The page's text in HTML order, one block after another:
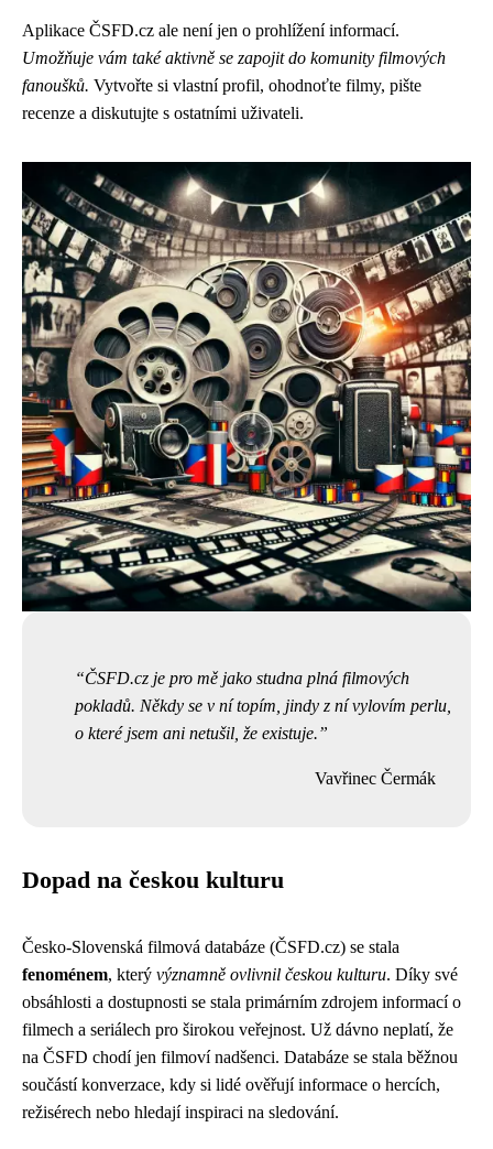
Aplikace ČSFD.cz ale není jen o prohlížení informací.
Umožňuje vám také aktivně se zapojit do komunity filmových
fanoušků. Vytvořte si vlastní profil, ohodnoťte filmy, pište
recenze a diskutujte s ostatními uživateli.
ČSFD.cz je pro mě jako studna plná filmových
pokladů. Někdy se v ní topím, jindy z ní vylovím perlu,
o které jsem ani netušil, že existuje.
Vavřinec Čermák
Dopad na českou kulturu
Česko-Slovenská filmová databáze (ČSFD.cz) se stala
fenoménem, který významně ovlivnil českou kulturu. Díky své
obsáhlosti a dostupnosti se stala primárním zdrojem informací o
filmech a seriálech pro širokou veřejnost. Už dávno neplatí, že
na ČSFD chodí jen filmoví nadšenci. Databáze se stala běžnou
součástí konverzace, kdy si lidé ověřují informace o hercích,
režisérech nebo hledají inspiraci na sledování.